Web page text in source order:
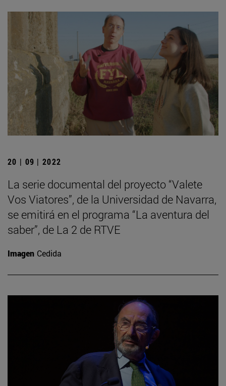
20 | 09 | 2022
La serie documental del proyecto “Valete
Vos Viatores”, de la Universidad de Navarra,
se emitirá en el programa “La aventura del
saber”, de La 2 de RTVE
Imagen Cedida